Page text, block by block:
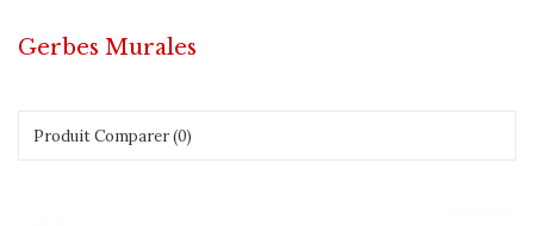
Gerbes Murales
Produit Comparer (0)